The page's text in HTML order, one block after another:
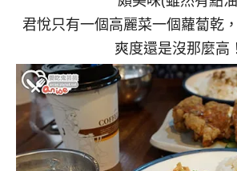
君悅只有一個高麗菜一個蘿蔔乾
爽度還是沒那麼高！